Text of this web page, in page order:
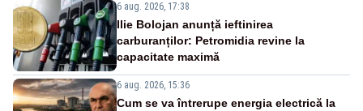
6 aug. 2026, 17:38
Ilie Bolojan anunță ieftinirea
carburanților: Petromidia revine la
capacitate maximă
6 aug. 2026, 15:36
Cum se va întrerupe energia electrică la